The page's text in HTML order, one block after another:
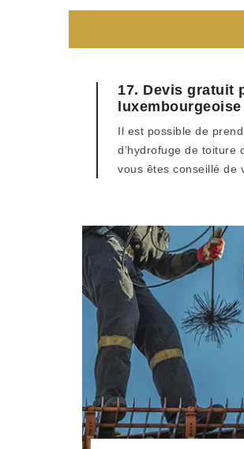
17. Devis gratuit
luxembourgeoise
Il est possible de
d’hydrofuge de
vous êtes conseillé de